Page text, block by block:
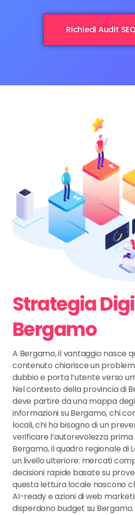
Richiedi Audit
Strategia
Bergamo
A Bergamo, il vantaggio nasce
contenuto chiarisce un
dubbio e porta l’utente verso
Nel contesto della provincia di
deve partire da una mappa
informazioni su Bergamo, chi
locali, chi ha bisogno di un
verificare l’autorevolezza
Bergamo, il quadro regionale di
un livello ulteriore: mercati
decisioni rapide basate su
questa lettura locale nascono
AI-ready e azioni di web
disperdono budget su Bergamo.